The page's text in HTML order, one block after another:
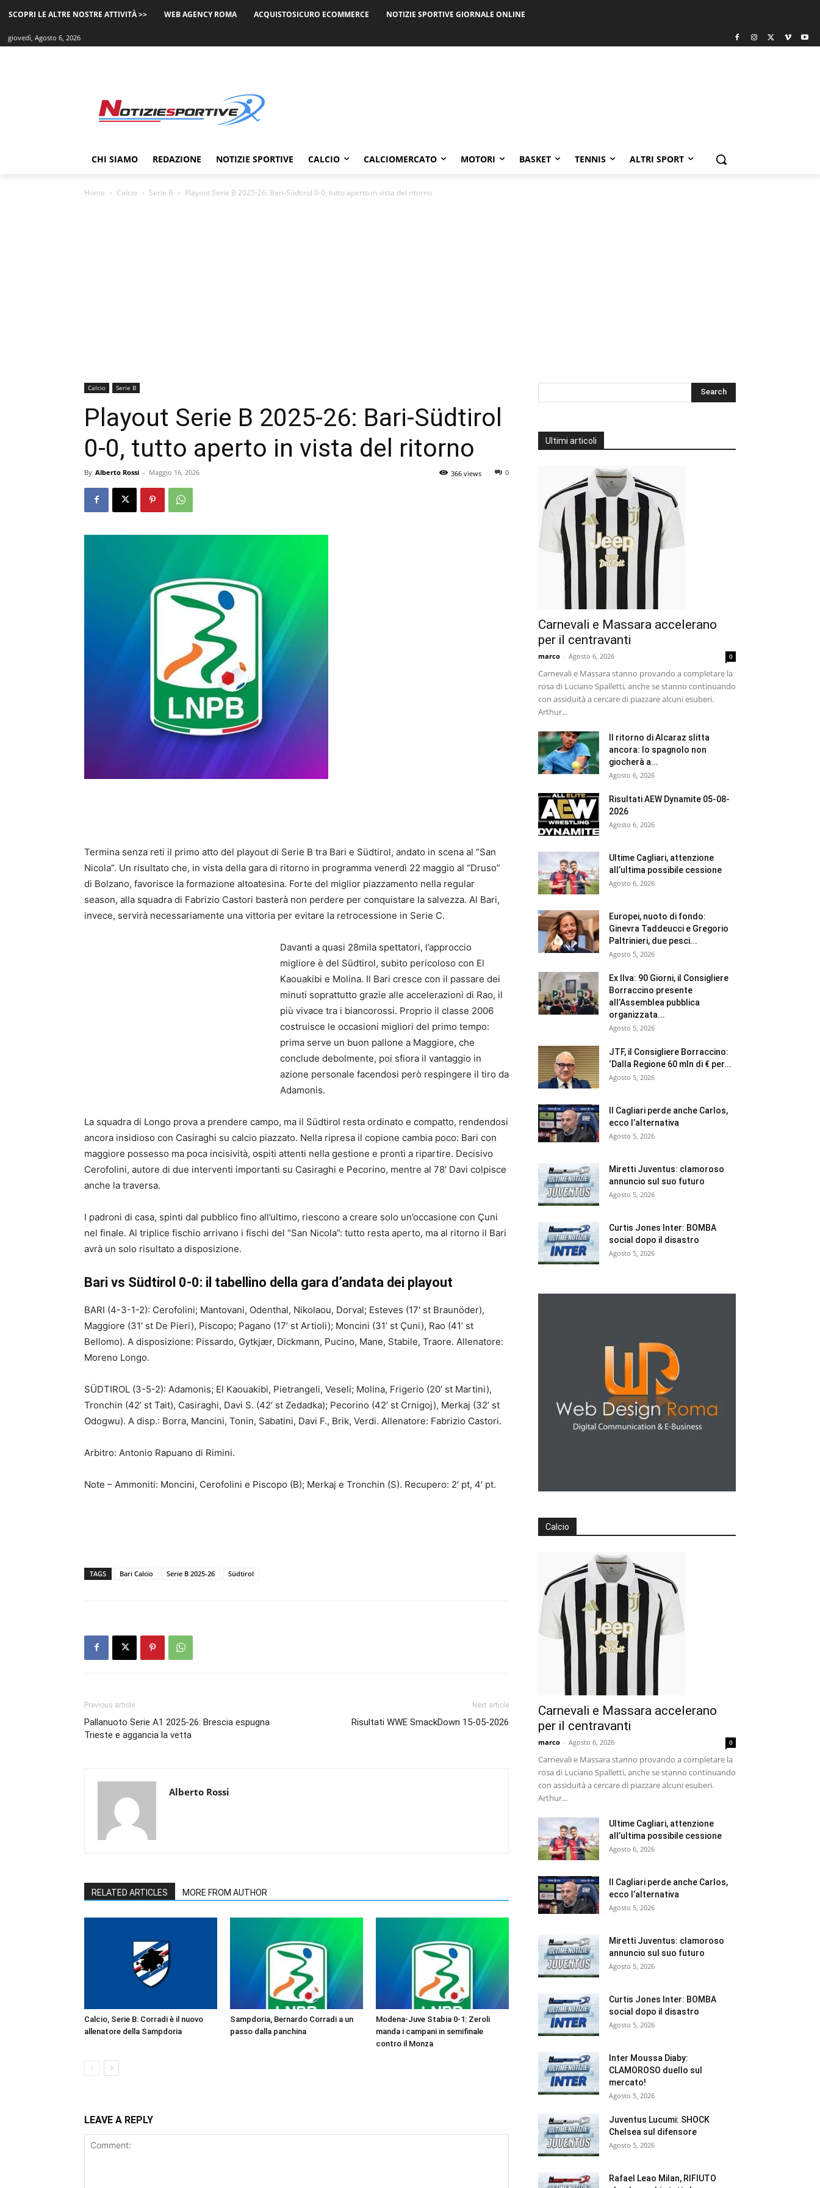
SCOPRI LE ALTRE NOSTRE ATTIVITÀ >> WEB AGENCY ROMA ACQUISTOSICURO ECOMMERCE NOTIZIE SPORTIVE GIORNALE ONLINE
giovedì, Agosto 6, 2026
CHI SIAMO REDAZIONE NOTIZIE SPORTIVE CALCIO CALCIOMERCATO MOTORI BASKET TENNIS ALTRI SPORT
Home Calcio Serie B Playout Serie B 2025-26: Bari-Südtirol 0-0, tutto aperto in vista del ritorno
Calcio Serie B
Playout Serie B 2025-26: Bari-Südtirol
0-0, tutto aperto in vista del ritorno
By Alberto Rossi - Maggio 16, 2026 0
366 views
Termina senza reti il primo atto del playout di Serie B tra Bari e Südtirol, andato in scena al “San
Nicola”. Un risultato che, in vista della gara di ritorno in programma venerdì 22 maggio al “Druso”
di Bolzano, favorisce la formazione altoatesina. Forte del miglior piazzamento nella regular
season, alla squadra di Fabrizio Castori basterà non perdere per conquistare la salvezza. Al Bari,
invece, servirà necessariamente una vittoria per evitare la retrocessione in Serie C.
Davanti a quasi 28mila spettatori, l’approccio
migliore è del Südtirol, subito pericoloso con El
Kaouakibi e Molina. Il Bari cresce con il passare dei
minuti soprattutto grazie alle accelerazioni di Rao, il
più vivace tra i biancorossi. Proprio il classe 2006
costruisce le occasioni migliori del primo tempo:
prima serve un buon pallone a Maggiore, che
conclude debolmente, poi sfiora il vantaggio in
azione personale facendosi però respingere il tiro da
Adamonis.
La squadra di Longo prova a prendere campo, ma il Südtirol resta ordinato e compatto, rendendosi
ancora insidioso con Casiraghi su calcio piazzato. Nella ripresa il copione cambia poco: Bari con
maggiore possesso ma poca incisività, ospiti attenti nella gestione e pronti a ripartire. Decisivo
Cerofolini, autore di due interventi importanti su Casiraghi e Pecorino, mentre al 78′ Davi colpisce
anche la traversa.
I padroni di casa, spinti dal pubblico fino all’ultimo, riescono a creare solo un’occasione con Çuni
nel finale. Al triplice fischio arrivano i fischi del “San Nicola”: tutto resta aperto, ma al ritorno il Bari
avrà un solo risultato a disposizione.
Bari vs Südtirol 0-0: il tabellino della gara d’andata dei playout
BARI (4-3-1-2): Cerofolini; Mantovani, Odenthal, Nikolaou, Dorval; Esteves (17′ st Braunöder),
Maggiore (31’ st De Pieri), Piscopo; Pagano (17’ st Artioli); Moncini (31’ st Çuni), Rao (41’ st
Bellomo). A disposizione: Pissardo, Gytkjær, Dickmann, Pucino, Mane, Stabile, Traore. Allenatore:
Moreno Longo.
SÜDTIROL (3-5-2): Adamonis; El Kaouakibi, Pietrangeli, Veseli; Molina, Frigerio (20’ st Martini),
Tronchin (42’ st Tait), Casiraghi, Davi S. (42’ st Zedadka); Pecorino (42’ st Crnigoj), Merkaj (32’ st
Odogwu). A disp.: Borra, Mancini, Tonin, Sabatini, Davi F., Brik, Verdi. Allenatore: Fabrizio Castori.
Arbitro: Antonio Rapuano di Rimini.
Note – Ammoniti: Moncini, Cerofolini e Piscopo (B); Merkaj e Tronchin (S). Recupero: 2′ pt, 4′ pt.
TAGS Bari Calcio Serie B 2025-26 Südtirol
Previous article
Pallanuoto Serie A1 2025-26: Brescia espugna
Trieste e aggancia la vetta
Next article
Risultati WWE SmackDown 15-05-2026
Alberto Rossi
RELATED ARTICLES MORE FROM AUTHOR
Calcio, Serie B: Corradi è il nuovo
allenatore della Sampdoria
Sampdoria, Bernardo Corradi a un
passo dalla panchina
Modena-Juve Stabia 0-1: Zeroli
manda i campani in semifinale
contro il Monza
LEAVE A REPLY
Ultimi articoli
Carnevali e Massara accelerano
per il centravanti
marco - Agosto 6, 2026 0
Carnevali e Massara stanno provando a completare la
rosa di Luciano Spalletti, anche se stanno continuando
con assiduità a cercare di piazzare alcuni esuberi.
Arthur...
Il ritorno di Alcaraz slitta
ancora: lo spagnolo non
giocherà a...
Agosto 6, 2026
Risultati AEW Dynamite 05-08-
2026
Agosto 6, 2026
Ultime Cagliari, attenzione
all’ultima possibile cessione
Agosto 6, 2026
Europei, nuoto di fondo:
Ginevra Taddeucci e Gregorio
Paltrinieri, due pesci...
Agosto 5, 2026
Ex Ilva: 90 Giorni, il Consigliere
Borraccino presente
all’Assemblea pubblica
organizzata...
Agosto 5, 2026
JTF, il Consigliere Borraccino:
‘Dalla Regione 60 mln di € per...
Agosto 5, 2026
Il Cagliari perde anche Carlos,
ecco l’alternativa
Agosto 5, 2026
Miretti Juventus: clamoroso
annuncio sul suo futuro
Agosto 5, 2026
Curtis Jones Inter: BOMBA
social dopo il disastro
Agosto 5, 2026
Calcio
Carnevali e Massara accelerano
per il centravanti
marco - Agosto 6, 2026 0
Carnevali e Massara stanno provando a completare la
rosa di Luciano Spalletti, anche se stanno continuando
con assiduità a cercare di piazzare alcuni esuberi.
Arthur...
Ultime Cagliari, attenzione
all’ultima possibile cessione
Agosto 6, 2026
Il Cagliari perde anche Carlos,
ecco l’alternativa
Agosto 5, 2026
Miretti Juventus: clamoroso
annuncio sul suo futuro
Agosto 5, 2026
Curtis Jones Inter: BOMBA
social dopo il disastro
Agosto 5, 2026
Inter Moussa Diaby:
CLAMOROSO duello sul
mercato!
Agosto 5, 2026
Juventus Lucumi: SHOCK
Chelsea sul difensore
Agosto 5, 2026
Rafael Leao Milan, RIFIUTO